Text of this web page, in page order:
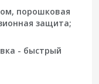
порошковая
защита;
- быстрый